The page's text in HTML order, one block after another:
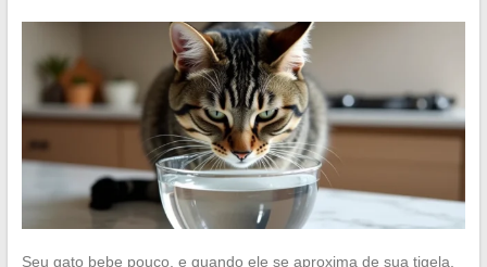
Seu gato bebe pouco, e quando ele se aproxima de sua tigela,